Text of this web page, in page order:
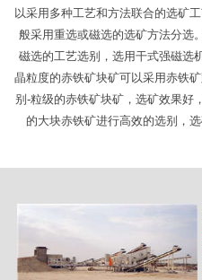
以采用多种工艺和方法联合的选矿
般采用重选或磁选的选矿方法分选
磁选的工艺选别，选用干式强磁选
晶粒度的赤铁矿块矿可以采用赤铁
别-粒级的赤铁矿块矿，选矿效果好
的大块赤铁矿进行高效的选别，